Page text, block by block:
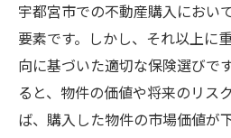
宇都宮市での不動産購入におい
要素です。しかし、それ以上に
向に基づいた適切な保険選びで
ると、物件の価値や将来のリス
ば、購入した物件の市場価値が